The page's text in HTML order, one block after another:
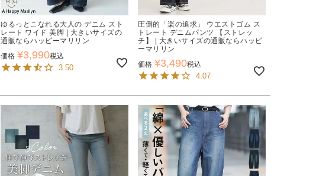
ゆるっとこなれる大人の デニム スト
レート ワイド 美脚 | 大きいサイズの
通販ならハッピーマリリン
価格 ¥3,990税込
3.50
圧倒的「楽の追求」 ウエストゴム ス
トレート デニムパンツ 【ストレッ
チ】 | 大きいサイズの通販ならハッピ
ーマリリン
価格 ¥3,490税込
4.07